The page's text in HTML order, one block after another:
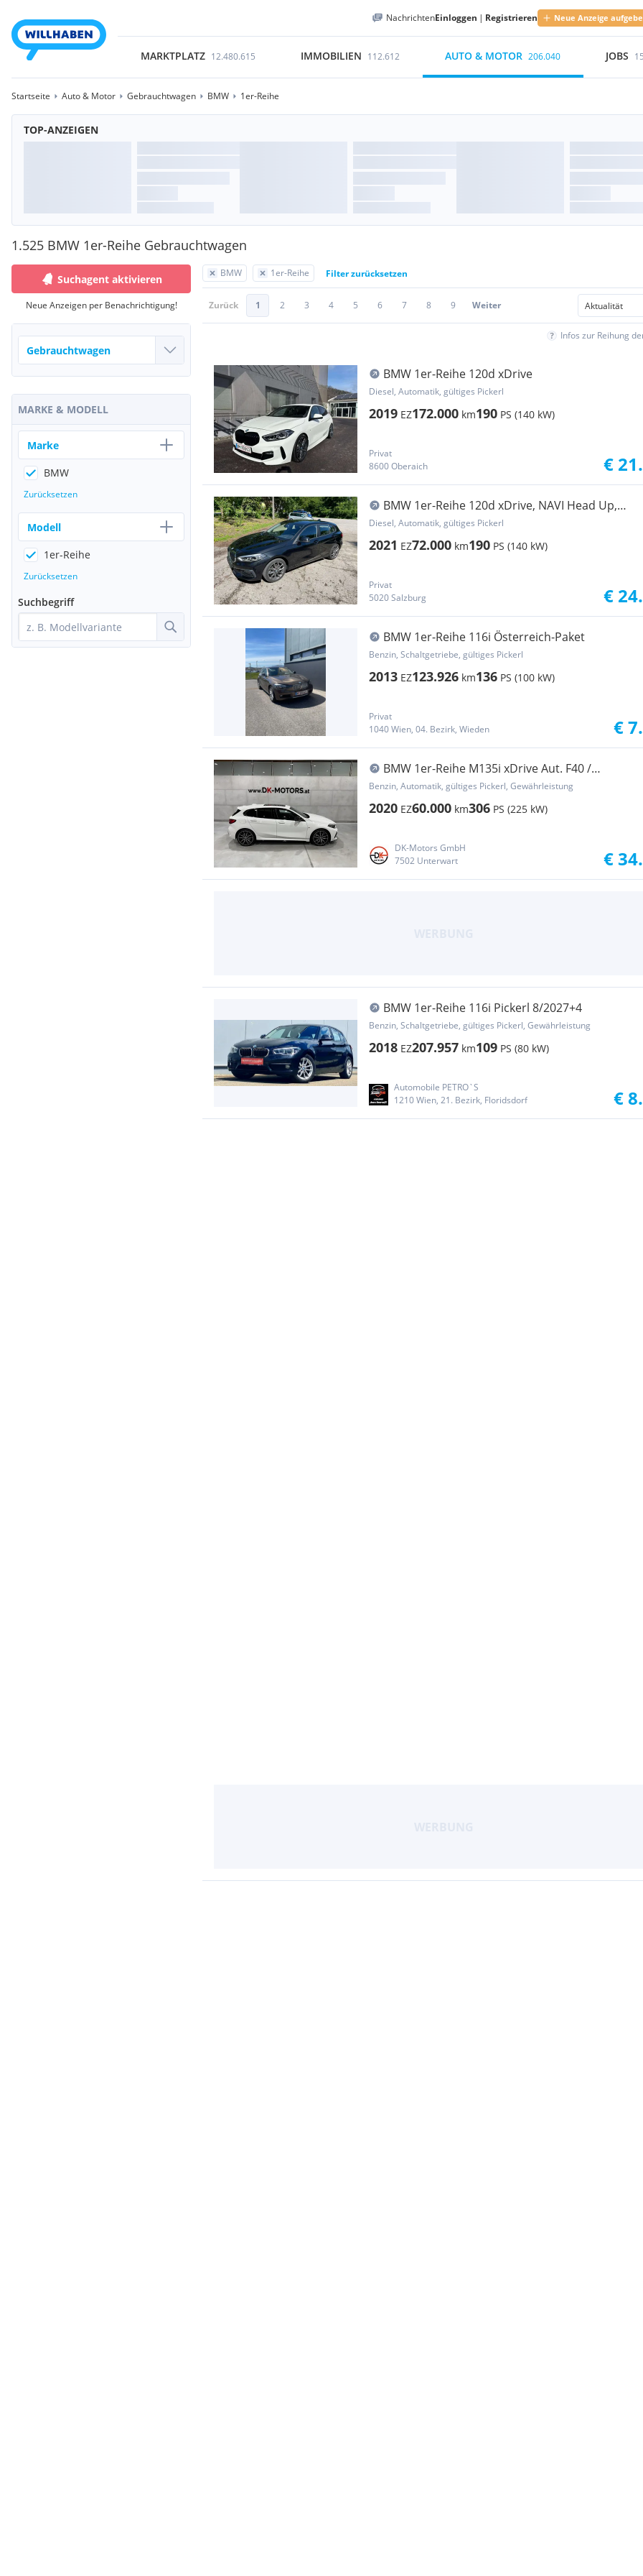
NachrichtenEinloggen | Registrieren Neue Anzeige
MARKTPLATZ 12.480.615 IMMOBILIEN 112.612 AUTO & MOTOR 206.040 JOBS
Startseite Auto & Motor Gebrauchtwagen BMW 1er-Reihe
TOP-ANZEIGEN
1.525 BMW 1er-Reihe Gebrauchtwagen
BMW 1er-Reihe Filter zurücksetzen
Zurück 1 2 3 4 5 6 7 8 9 Weiter
Infos zur Reihung
BMW 1er-Reihe 120d xDrive
Diesel, Automatik, gültiges Pickerl
2019 EZ172.000 km190 PS (140 kW)
Privat
8600 Oberaich
€
BMW 1er-Reihe 120d xDrive, NAVI Head Up,
PDC
Diesel, Automatik, gültiges Pickerl
2021 EZ72.000 km190 PS (140 kW)
Privat
5020 Salzburg
€
BMW 1er-Reihe 116i Österreich-Paket
Benzin, Schaltgetriebe, gültiges Pickerl
2013 EZ123.926 km136 PS (100 kW)
Privat
1040 Wien, 04. Bezirk, Wieden
€
BMW 1er-Reihe M135i xDrive Aut. F40 /
Performance / HeadUp / ...
Benzin, Automatik, gültiges Pickerl, Gewährleistung
2020 EZ60.000 km306 PS (225 kW)
DK-Motors GmbH
7502 Unterwart
€
BMW 1er-Reihe 116i Pickerl 8/2027+4
Benzin, Schaltgetriebe, gültiges Pickerl, Gewährleistung
2018 EZ207.957 km109 PS (80 kW)
Automobile PETRO`S
1210 Wien, 21. Bezirk, Floridsdorf
€
Suchagent aktivieren
Neue Anzeigen per Benachrichtigung!
MARKE & MODELL
Marke
BMW
Zurücksetzen
Modell
1er-Reihe
Zurücksetzen
Suchbegriff